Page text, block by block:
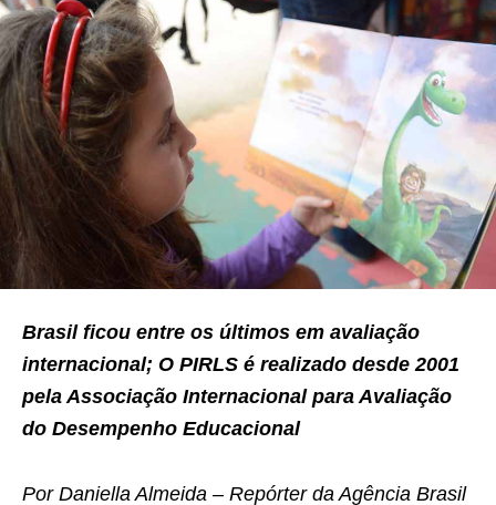
Brasil ficou entre os últimos em avaliação
internacional; O PIRLS é realizado desde 2001
pela Associação Internacional para Avaliação
do Desempenho Educacional
Por Daniella Almeida – Repórter da Agência Brasil